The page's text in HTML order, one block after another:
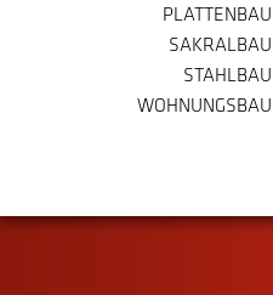
PLATTENBAU
SAKRALBAU
STAHLBAU
WOHNUNGSBAU